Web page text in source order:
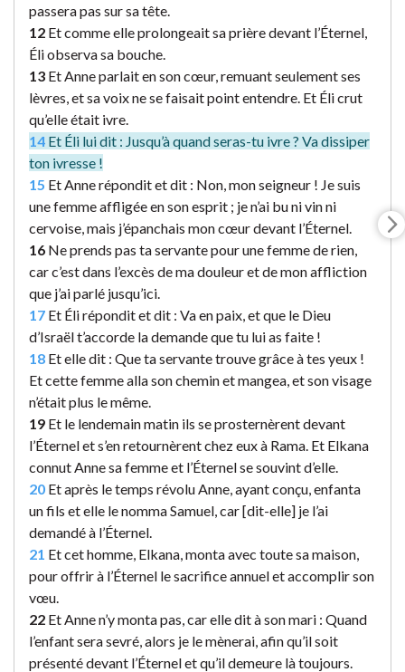
passera pas sur sa tête.
12 Et comme elle prolongeait sa prière devant l’Éternel,
Éli observa sa bouche.
13 Et Anne parlait en son cœur, remuant seulement ses
lèvres, et sa voix ne se faisait point entendre. Et Éli crut
qu’elle était ivre.
14 Et Éli lui dit : Jusqu’à quand seras-tu ivre ? Va dissiper
ton ivresse !
15 Et Anne répondit et dit : Non, mon seigneur ! Je suis
une femme affligée en son esprit ; je n’ai bu ni vin ni
cervoise, mais j’épanchais mon cœur devant l’Éternel.
16 Ne prends pas ta servante pour une femme de rien,
car c’est dans l’excès de ma douleur et de mon affliction
que j’ai parlé jusqu’ici.
17 Et Éli répondit et dit : Va en paix, et que le Dieu
d’Israël t’accorde la demande que tu lui as faite !
18 Et elle dit : Que ta servante trouve grâce à tes yeux !
Et cette femme alla son chemin et mangea, et son visage
n’était plus le même.
19 Et le lendemain matin ils se prosternèrent devant
l’Éternel et s’en retournèrent chez eux à Rama. Et Elkana
connut Anne sa femme et l’Éternel se souvint d’elle.
20 Et après le temps révolu Anne, ayant conçu, enfanta
un fils et elle le nomma Samuel, car [dit-elle] je l’ai
demandé à l’Éternel.
21 Et cet homme, Elkana, monta avec toute sa maison,
pour offrir à l’Éternel le sacrifice annuel et accomplir son
vœu.
22 Et Anne n’y monta pas, car elle dit à son mari : Quand
l’enfant sera sevré, alors je le mènerai, afin qu’il soit
présenté devant l’Éternel et qu’il demeure là toujours.